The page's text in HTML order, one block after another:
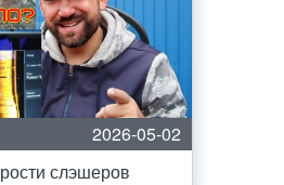
2026-05-02
слэшеров